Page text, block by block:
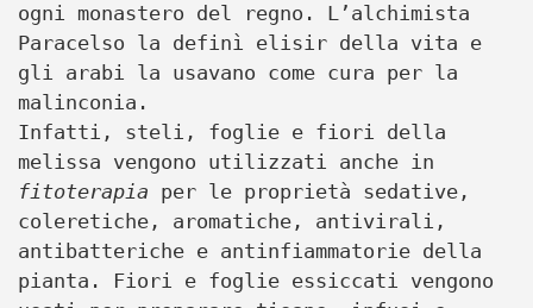
ogni monastero del regno. L’alchimista
Paracelso la definì elisir della vita e
gli arabi la usavano come cura per la
malinconia.
Infatti, steli, foglie e fiori della
melissa vengono utilizzati anche in
fitoterapia per le proprietà sedative,
coleretiche, aromatiche, antivirali,
antibatteriche e antinfiammatorie della
pianta. Fiori e foglie essiccati vengono